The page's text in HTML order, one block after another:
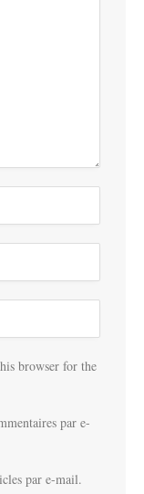
browser for the
par e-
par e-mail.